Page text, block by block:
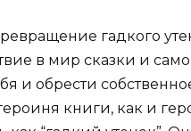
гадкого
в мир сказки и
и обрести
книги, как и